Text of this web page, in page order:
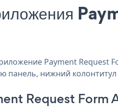
Payment Request
панель, нижний
Request Form